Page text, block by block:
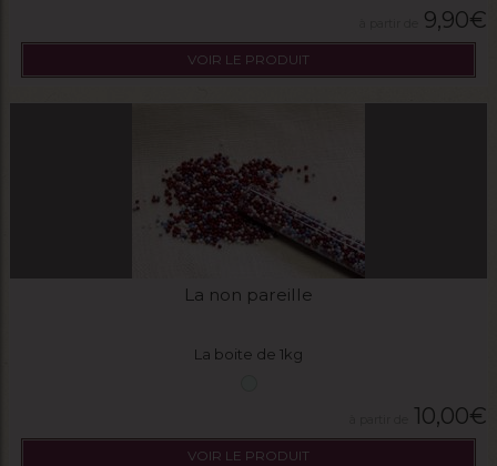
9,90€
VOIR LE PRODUIT
La non pareille
La boite de 1kg
10,00€
VOIR LE PRODUIT